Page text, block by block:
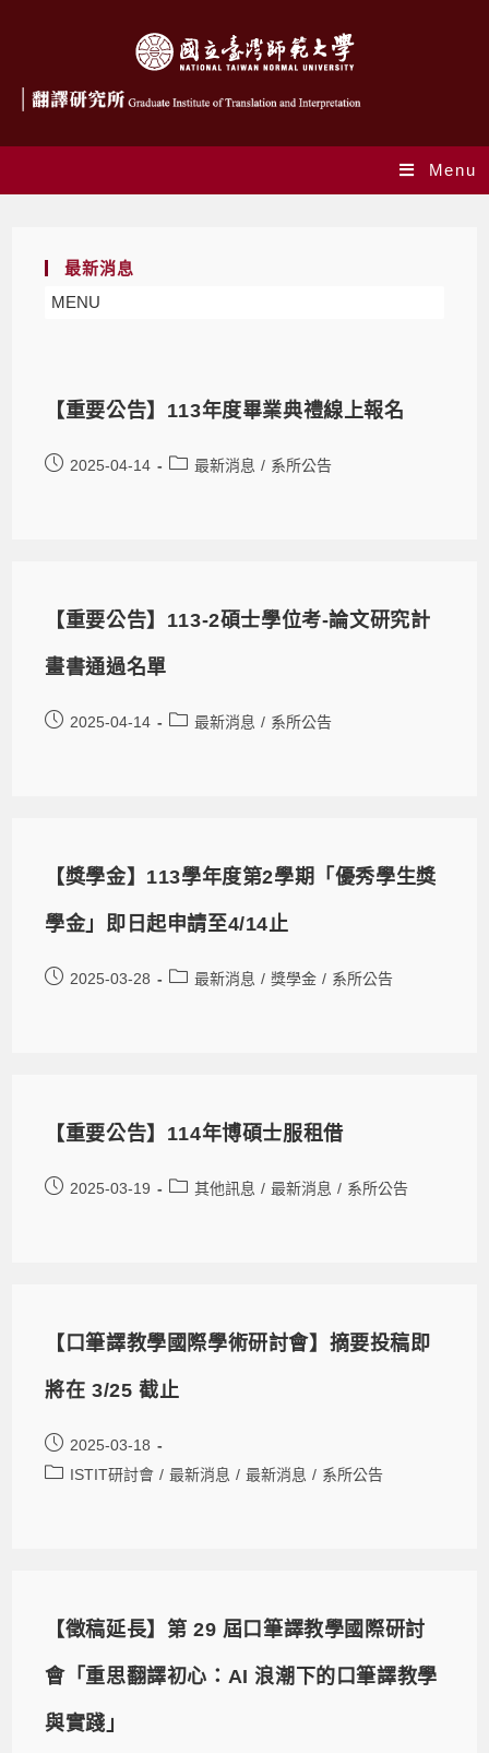
Menu
最新消息
MENU
【重要公告】113年度畢業典禮線上報名
2025-04-14 最新消息 / 系所公告
【重要公告】113-2碩士學位考-論文研究計
畫書通過名單
2025-04-14 最新消息 / 系所公告
【獎學金】113學年度第2學期「優秀學生獎
學金」即日起申請至4/14止
2025-03-28 最新消息 / 獎學金 / 系所公告
【重要公告】114年博碩士服租借
2025-03-19 其他訊息 / 最新消息 / 系所公告
【口筆譯教學國際學術研討會】摘要投稿即
將在 3/25 截止
2025-03-18
ISTIT研討會 / 最新消息 / 最新消息 / 系所公告
【徵稿延長】第 29 屆口筆譯教學國際研討
會「重思翻譯初心：AI 浪潮下的口筆譯教學
與實踐」